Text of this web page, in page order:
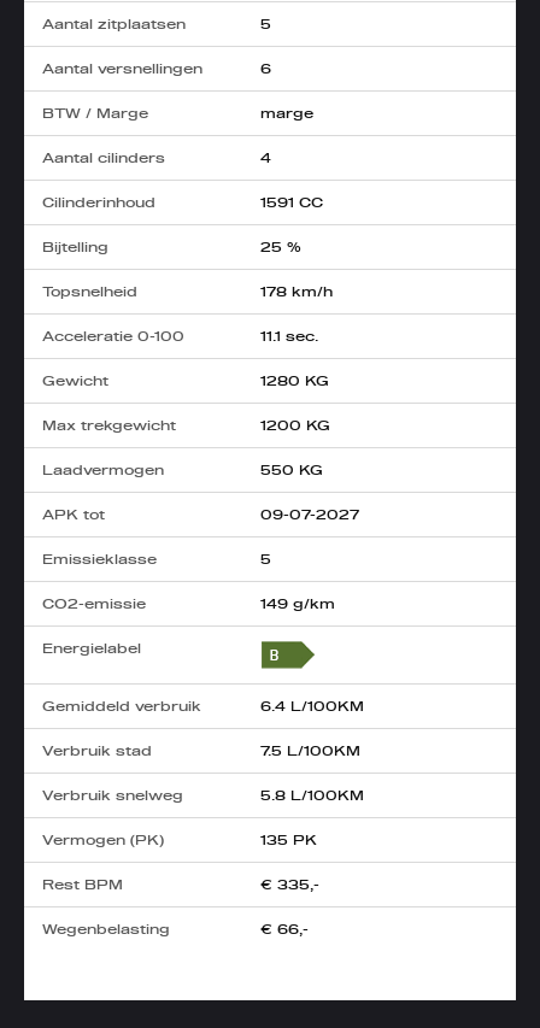
Aantal zitplaatsen 5
Aantal versnellingen 6
BTW / Marge marge
Aantal cilinders 4
Cilinderinhoud 1591 CC
Bijtelling 25 %
Topsnelheid 178 km/h
Acceleratie 0-100 11.1 sec.
Gewicht 1280 KG
Max trekgewicht 1200 KG
Laadvermogen 550 KG
APK tot 09-07-2027
Emissieklasse 5
CO2-emissie 149 g/km
Energielabel
Gemiddeld verbruik 6.4 L/100KM
Verbruik stad 7.5 L/100KM
Verbruik snelweg 5.8 L/100KM
Vermogen (PK) 135 PK
Rest BPM € 335,-
Wegenbelasting € 66,-